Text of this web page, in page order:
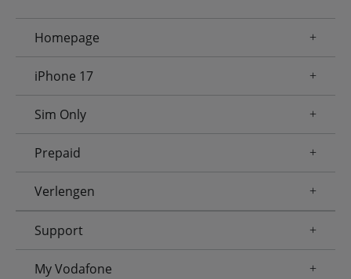
Homepage
iPhone 17
Sim Only
Prepaid
Verlengen
Support
My Vodafone